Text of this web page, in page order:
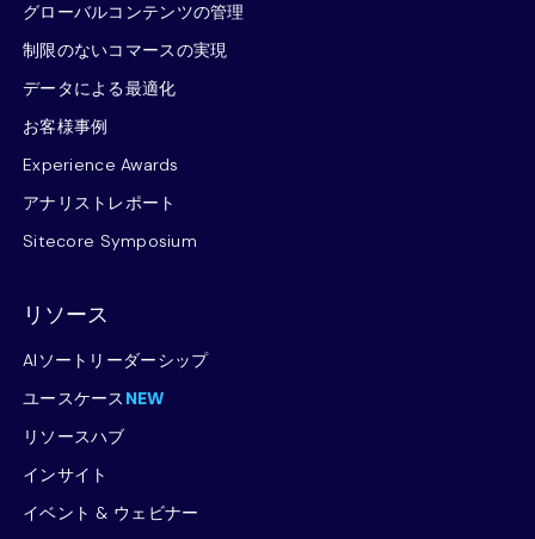
グローバルコンテンツの管理
制限のないコマースの実現
データによる最適化
お客様事例
Experience Awards
アナリストレポート
Sitecore Symposium
リソース
AIソートリーダーシップ
ユースケース NEW
リソースハブ
インサイト
イベント & ウェビナー